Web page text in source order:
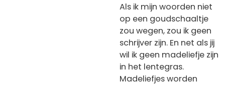
Als ik mijn woorden niet
op een goudschaaltje
zou wegen, zou ik geen
schrijver zijn. En net als jij
wil ik geen madeliefje zijn
in het lentegras.
Madeliefjes worden